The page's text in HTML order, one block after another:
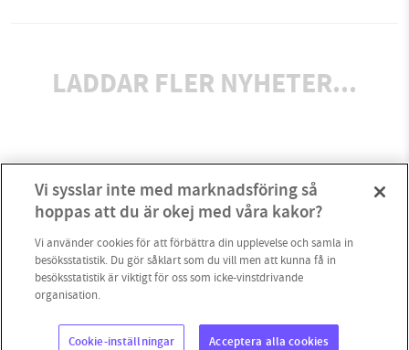
LADDAR FLER NYHETER...
Vi sysslar inte med marknadsföring så
hoppas att du är okej med våra kakor?
Vi använder cookies för att förbättra din upplevelse och samla in
besöksstatistik. Du gör såklart som du vill men att kunna få in
besöksstatistik är viktigt för oss som icke-vinstdrivande
organisation.
Cookie-inställningar Acceptera alla cookies